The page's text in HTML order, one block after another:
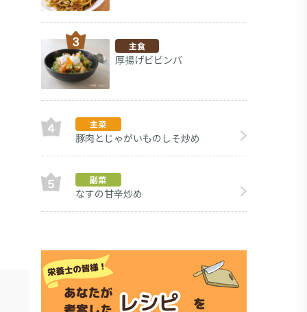
主食
厚揚げビビンバ
主菜
豚肉とじゃがいものしそ炒め
副菜
なすの甘辛炒め